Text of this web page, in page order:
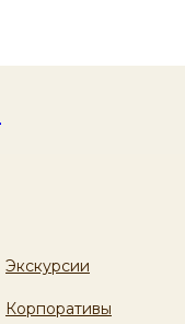
Экскурсии
Корпоративы